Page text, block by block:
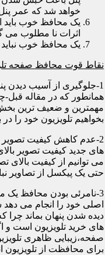
خواهد شد که عمر پنل را تا 30 درصد کاهش
اثرات نا مطلوب می
یک محافظ خوب نباید
نقاط قوت محافظ صفحه
1-جلوگیری از آسیب دیدن
همانطور که در مقاله
مهمترین و ضعیف ترین
بخواهیم تلویزیون خود را در
2-عدم کاهش کیفیت تصویر
های جدید کیفیت تصویر
می توانیم از کیفیت بالای
حتی یک پیکسل از تصاویر
3-نامرئی بودن محافظ
اصلی خود را انجام می
دیده شدن پنهان بماند چرا
های خرید تلویزیون است و
صفحه،زیبایی ظاهری
برای محافظت از تلویزیون